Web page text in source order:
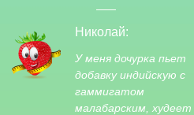
Николай:
У меня дочурка пьет
добавку индийскую с
гаммигатом
малабарским, худеет